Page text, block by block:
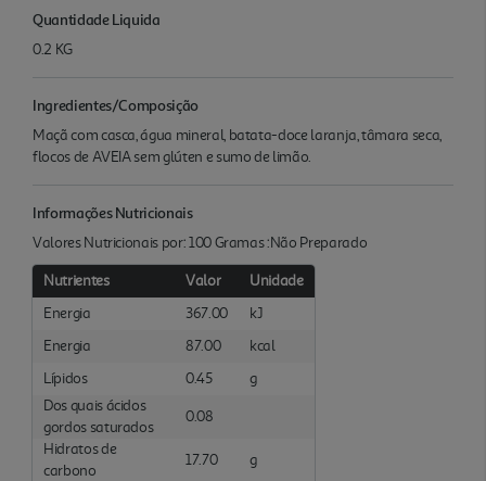
Quantidade Liquida
0.2 KG
Ingredientes/Composição
Maçã com casca, água mineral, batata-doce laranja, tâmara seca,
flocos de AVEIA sem glúten e sumo de limão.
Informações Nutricionais
Valores Nutricionais por: 100 Gramas :Não Preparado
Nutrientes Valor
Unidade
Energia
367.00
kJ
Energia
87.00
kcal
Lípidos
0.45
g
Dos quais ácidos
gordos saturados
0.08
Hidratos de
carbono
17.70 g